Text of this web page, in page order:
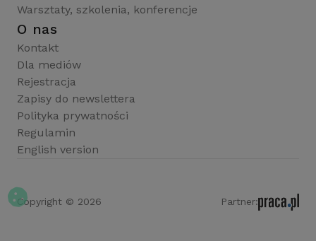
Warsztaty, szkolenia, konferencje
O nas
Kontakt
Dla mediów
Rejestracja
Zapisy do newslettera
Polityka prywatności
Regulamin
English version
Copyright © 2026 Partner: